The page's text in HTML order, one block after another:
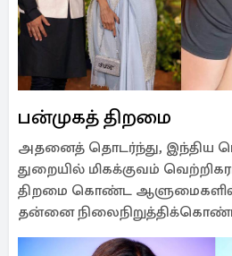
பன்முகத் திறமை
அதனைத் தொடர்ந்து, இந்திய
துறையில் மிகக்குவம்
திறமை கொண்ட ஆளுமைகளில்
தன்னை